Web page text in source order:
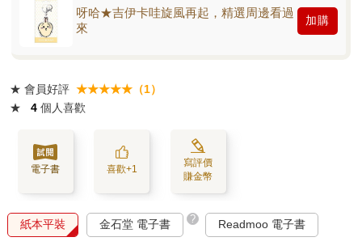
呀哈★吉伊卡哇旋風再起，精選周邊看過
來
加購
★ 會員好評 ★★★★★（1）
★
4 個人喜歡
電子書 喜歡+1
寫評價
賺金幣
紙本平裝 金石堂 電子書 ? Readmoo 電子書